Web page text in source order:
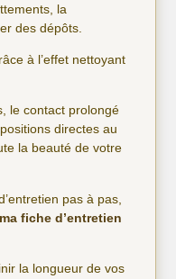
la
des dépôts.
à l’effet nettoyant
le contact prolongé
directes au
la beauté de votre
pas à pas,
fiche d’entretien
la longueur de vos